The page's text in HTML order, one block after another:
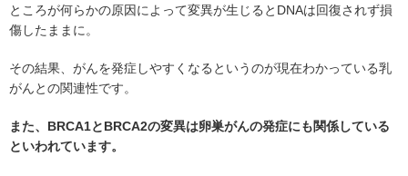
ところが何らかの原因によって変異が生じるとDNAは回復されず損
傷したままに。
その結果、がんを発症しやすくなるというのが現在わかっている乳
がんとの関連性です。
また、BRCA1とBRCA2の変異は卵巣がんの発症にも関係している
といわれています。